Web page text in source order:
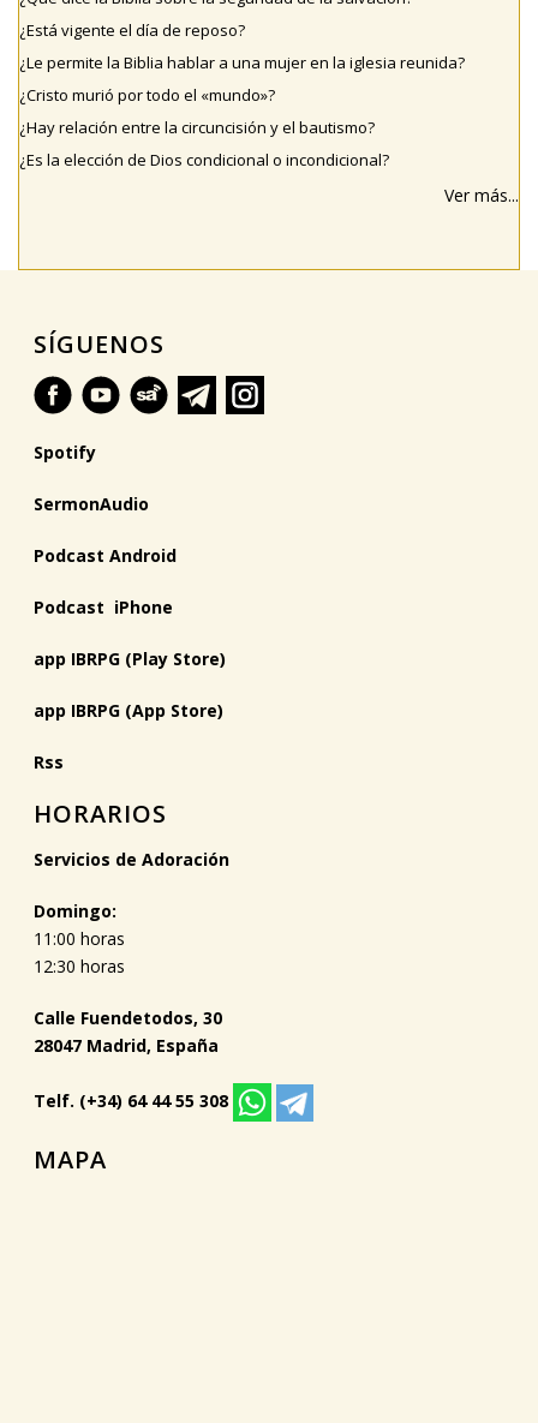
¿Está vigente el día de reposo?
¿Le permite la Biblia hablar a una mujer en la iglesia reunida?
¿Cristo murió por todo el «mundo»?
¿Hay relación entre la circuncisión y el bautismo?
¿Es la elección de Dios condicional o incondicional?
Ver más...
SÍGUENOS
Spotify
SermonAudio
Podcast Android
Podcast iPhone
app IBRPG (Play Store)
app IBRPG (App Store)
Rss
HORARIOS
Servicios de Adoración
Domingo:
11:00 horas
12:30 horas
Calle Fuendetodos, 30
28047 Madrid, España
Telf. (+34) 64 44 55 308
MAPA